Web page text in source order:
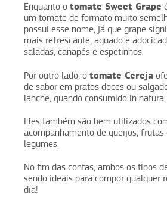
Enquanto o tomate Sweet Grape
um tomate de formato muito
possui esse nome, já que grape
mais refrescante, aguado e
saladas, canapés e espetinhos.
Por outro lado, o tomate Cereja
de sabor em pratos doces ou
lanche, quando consumido in natura.
Eles também são bem utilizados
acompanhamento de queijos, frutas
legumes.
No fim das contas, ambos os tipos
sendo ideais para compor qualquer
dia!